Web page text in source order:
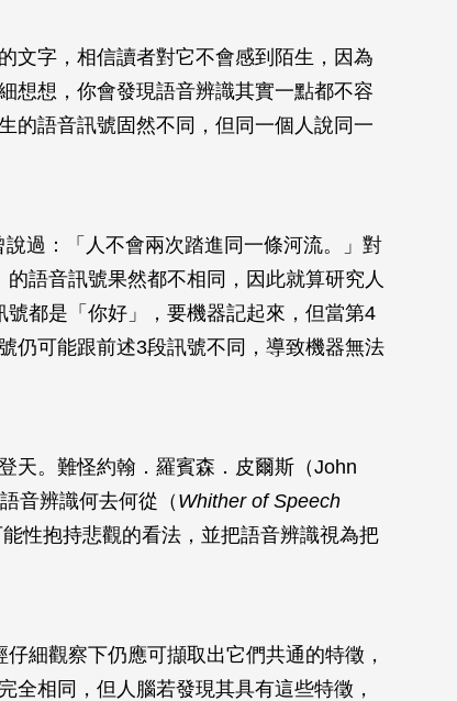
文字，相信讀者對它不會感到陌生，因為
想想，你會發現語音辨識其實一點都不容
的語音訊號固然不同，但同一個人說同一
過：「人不會兩次踏進同一條河流。」對
語音訊號果然都不相同，因此就算研究人
都是「你好」，要機器記起來，但當第4
仍可能跟前述3段訊號不同，導致機器無法
天。難怪約翰．羅賓森．皮爾斯（John
音辨識何去何從（ Whither of Speech
性抱持悲觀的看法，並把語音辨識視為把
細觀察下仍應可擷取出它們共通的特徵，
全相同，但人腦若發現其具有這些特徵，